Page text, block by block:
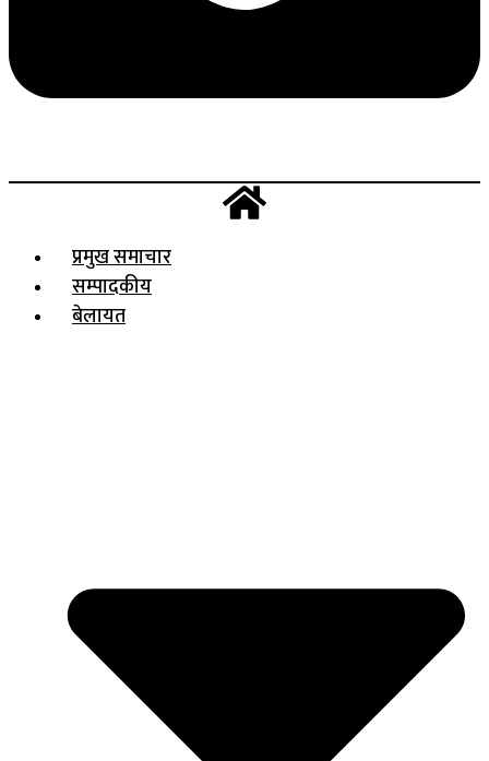
प्रमुख समाचार
सम्पादकीय
बेलायत